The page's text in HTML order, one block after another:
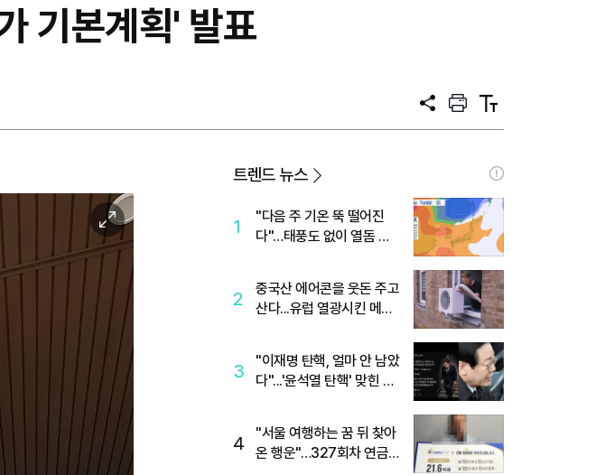
기본계획' 발표
공
프
트
텍
트
이
미
지
확
대
트렌드 뉴스
1
"다음 주 기온 뚝 떨어진
다"…태풍도 없이 열돔 박
2
중국산 에어콘을 웃돈 주고
산다...유럽 열광시킨 메이
3
"이재명 탄핵, 얼마 안 남았
다"...'윤석열 탄핵' 맞힌 무
4
"서울 여행하는 꿈 뒤 찾아
온 행운"…327회차 연금